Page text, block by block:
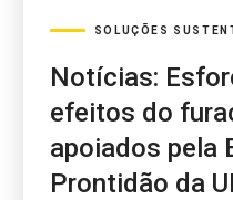
SOLUÇÕES
Notícias:
efeitos do
apoiados pela
Prontidão da